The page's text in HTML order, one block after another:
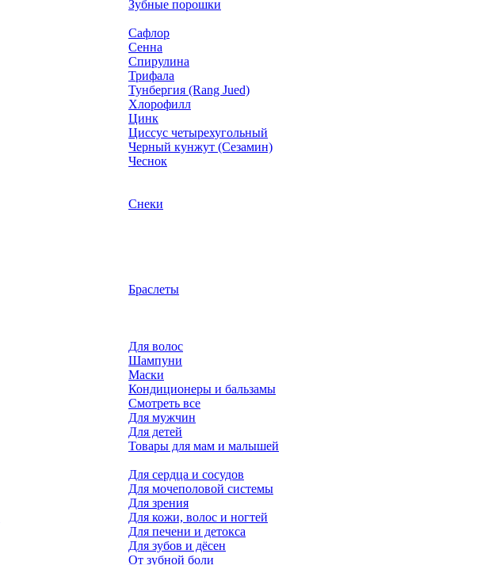
Зубные порошки
Сафлор
Сенна
Спирулина
Трифала
Тунбергия (Rang Jued)
Хлорофилл
Цинк
Циссус четырехугольный
Черный кунжут (Сезамин)
Чеснок
Снеки
Браслеты
Для волос
Шампуни
Маски
Кондиционеры и бальзамы
Смотреть все
Для мужчин
Для детей
Товары для мам и малышей
Для сердца и сосудов
Для мочеполовой системы
Для зрения
Для кожи, волос и ногтей
Для печени и детокса
Для зубов и дёсен
От зубной боли